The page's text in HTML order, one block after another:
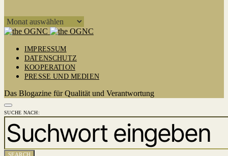
ARCHIV
IMPRESSUM
DATENSCHUTZ
KOOPERATION
PRESSE UND MEDIEN
Das Blogazine für Qualität und Verantwortung
SUCHE NACH:
SEARCH